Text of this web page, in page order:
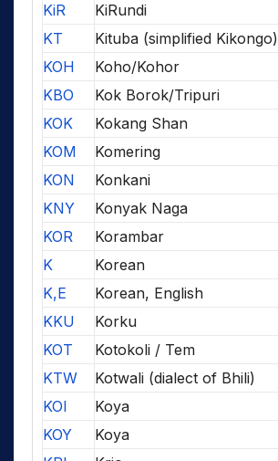
KiR
KiRundi
KT
Kituba (simplified Kikongo)
KOH
Koho/Kohor
KBO
Kok Borok/Tripuri
KOK
Kokang Shan
KOM
Komering
KON
Konkani
KNY
Konyak Naga
KOR
Korambar
K
Korean
K,E
Korean, English
KKU
Korku
KOT
Kotokoli / Tem
KTW
Kotwali (dialect of Bhili)
KOI
Koya
KOY
Koya